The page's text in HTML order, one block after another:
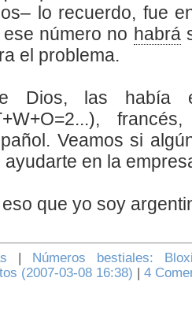
lo recuerdo, fue
número no habrá
el problema.
Dios, las había
Veamos si
en la
eso que yo soy
| Números bestiales:
(2007-03-08 16:38) | 4